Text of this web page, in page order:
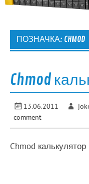
ПОЗНАЧКА: CHMOD
Chmod
13.06.2011
comment
Chmod